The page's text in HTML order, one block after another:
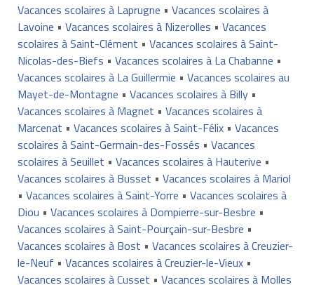
Vacances scolaires à Laprugne • Vacances scolaires à
Lavoine • Vacances scolaires à Nizerolles • Vacances
scolaires à Saint-Clément • Vacances scolaires à Saint-
Nicolas-des-Biefs • Vacances scolaires à La Chabanne •
Vacances scolaires à La Guillermie • Vacances scolaires au
Mayet-de-Montagne • Vacances scolaires à Billy•
Vacances scolaires à Magnet • Vacances scolaires à
Marcenat • Vacances scolaires à Saint-Félix• Vacances
scolaires à Saint-Germain-des-Fossés • Vacances
scolaires à Seuillet • Vacances scolaires à Hauterive •
Vacances scolaires à Busset • Vacances scolaires à Mariol
• Vacances scolaires à Saint-Yorre • Vacances scolaires à
Diou • Vacances scolaires à Dompierre-sur-Besbre •
Vacances scolaires à Saint-Pourçain-sur-Besbre •
Vacances scolaires à Bost • Vacances scolaires à Creuzier-
le-Neuf • Vacances scolaires à Creuzier-le-Vieux•
Vacances scolaires à Cusset • Vacances scolaires à Molles